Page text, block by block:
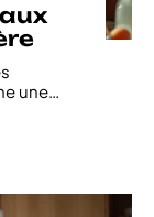
une…